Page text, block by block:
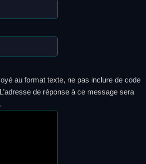
au format texte, ne pas inclure de code
de réponse à ce message sera